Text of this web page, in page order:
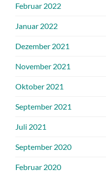
Februar 2022
Januar 2022
Dezember 2021
November 2021
Oktober 2021
September 2021
Juli 2021
September 2020
Februar 2020